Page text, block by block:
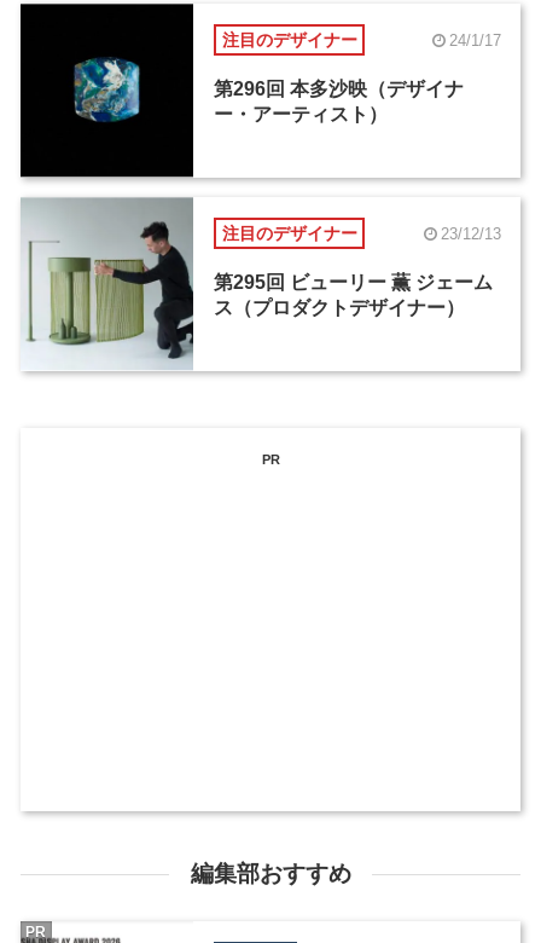
注目のデザイナー 24/1/17
第296回 本多沙映（デザイナ
ー・アーティスト）
注目のデザイナー 23/12/13
第295回 ビューリー 薫 ジェーム
ス（プロダクトデザイナー）
PR
編集部おすすめ
PR